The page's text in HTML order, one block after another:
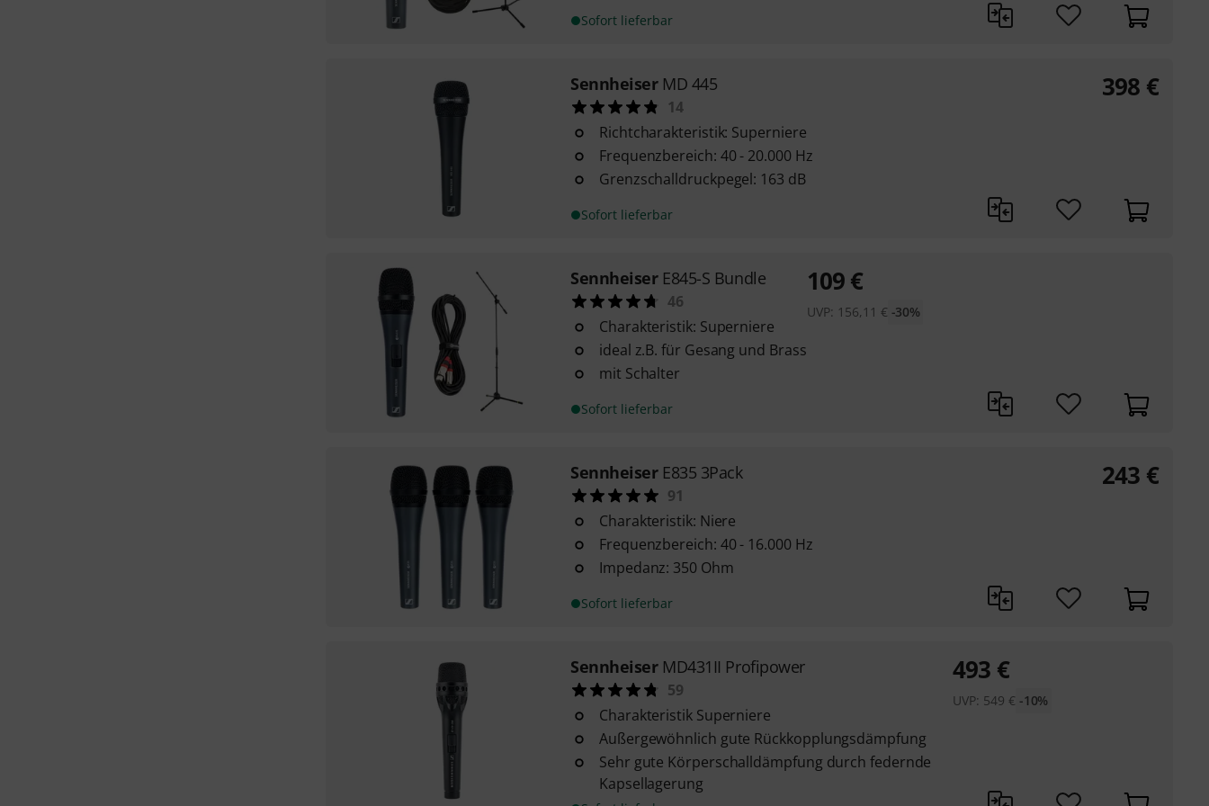
Sofort lieferbar
Sennheiser MD 445
14
Richtcharakteristik: Superniere
Frequenzbereich: 40 - 20.000 Hz
Grenzschalldruckpegel: 163 dB
Sofort lieferbar
398 €
Sennheiser E845-S Bundle
46
Charakteristik: Superniere
ideal z.B. für Gesang und Brass
mit Schalter
Sofort lieferbar
109€
UVP: 156,11 € -30%
Sennheiser E835 3Pack
91
Charakteristik: Niere
Frequenzbereich: 40 - 16.000 Hz
Impedanz: 350 Ohm
Sofort lieferbar
243 €
Sennheiser MD431II Profipower
59
Charakteristik Superniere
Außergewöhnlich gute Rückkopplungsdämpfung
Sehr gute Körperschalldämpfung durch federnde
Kapsellagerung
493 €
UVP: 549 € -10%